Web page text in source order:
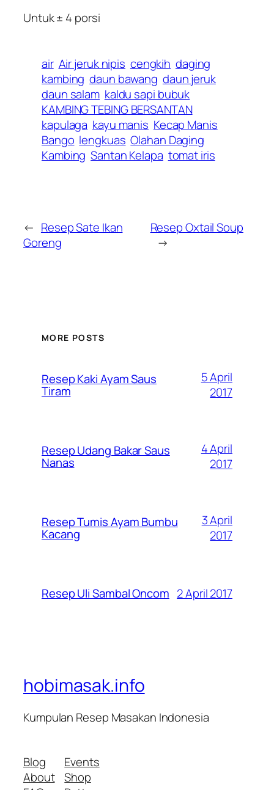
Untuk ± 4 porsi
air Air jeruk nipis cengkih daging
kambing daun bawang daun jeruk
daun salam kaldu sapi bubuk
KAMBING TEBING BERSANTAN
kapulaga kayu manis Kecap Manis
Bango lengkuas Olahan Daging
Kambing Santan Kelapa tomat iris
← Resep Sate Ikan
Goreng
Resep Oxtail Soup
→
MORE POSTS
Resep Kaki Ayam Saus
Tiram
5 April
2017
Resep Udang Bakar Saus
Nanas
4 April
2017
Resep Tumis Ayam Bumbu
Kacang
3 April
2017
Resep Uli Sambal Oncom 2 April 2017
hobimasak.info
Kumpulan Resep Masakan Indonesia
Blog
About
Events
Shop